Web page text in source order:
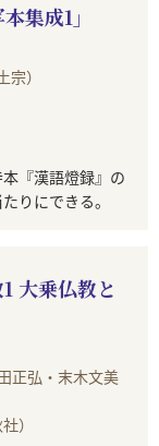
集成1」
）
『漢語燈録』の
りにできる。
大乗仏教と
正弘・末木文美
）